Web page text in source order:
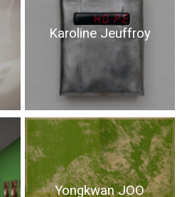
Karoline Jeuffroy
Yongkwan JOO